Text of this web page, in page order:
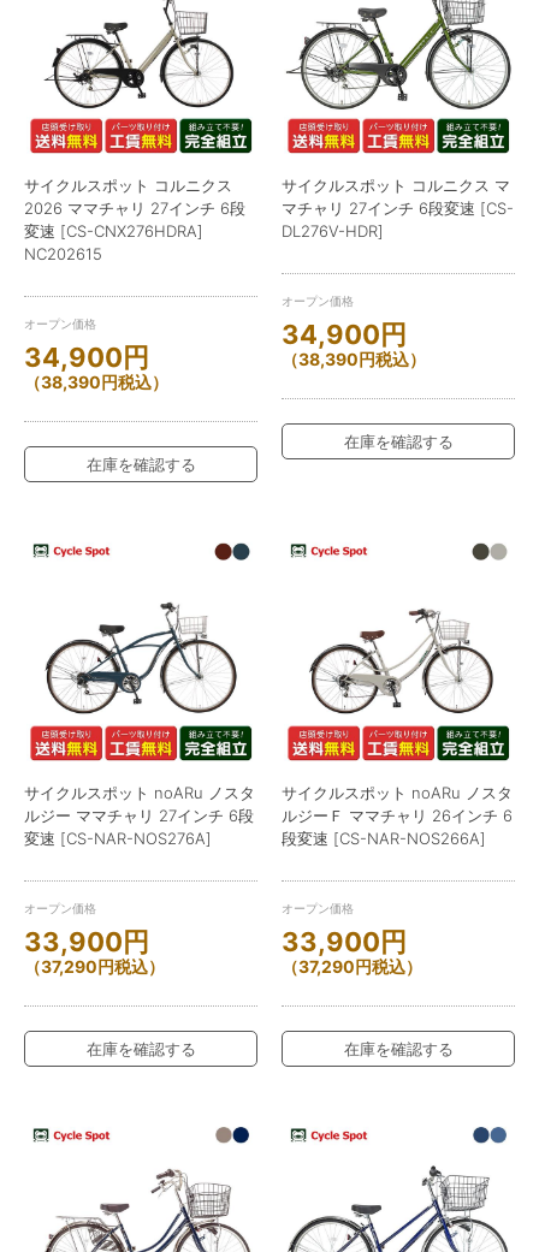
サイクルスポット コルニクス
2026 ママチャリ 27インチ 6段
変速 [CS-CNX276HDRA]
NC202615
オープン価格
34,900円
（38,390円税込）
在庫を確認する
サイクルスポット コルニクス マ
マチャリ 27インチ 6段変速 [CS-
DL276V-HDR]
オープン価格
34,900円
（38,390円税込）
在庫を確認する
サイクルスポット noARu ノスタ
ルジー ママチャリ 27インチ 6段
変速 [CS-NAR-NOS276A]
オープン価格
33,900円
（37,290円税込）
在庫を確認する
サイクルスポット noARu ノスタ
ルジーＦ ママチャリ 26インチ 6
段変速 [CS-NAR-NOS266A]
オープン価格
33,900円
（37,290円税込）
在庫を確認する